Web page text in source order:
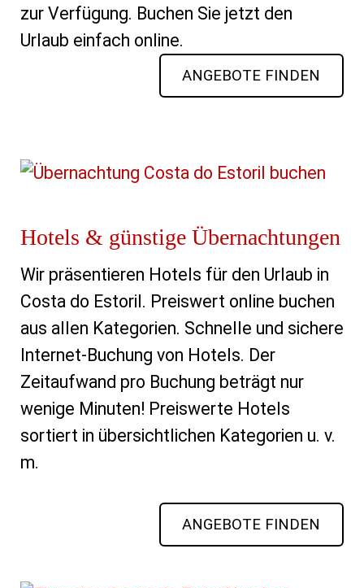
zur Verfügung. Buchen Sie jetzt den
Urlaub einfach online.
ANGEBOTE FINDEN
Hotels & günstige Übernachtungen
Wir präsentieren Hotels für den Urlaub in
Costa do Estoril. Preiswert online buchen
aus allen Kategorien. Schnelle und sichere
Internet-Buchung von Hotels. Der
Zeitaufwand pro Buchung beträgt nur
wenige Minuten! Preiswerte Hotels
sortiert in übersichtlichen Kategorien u. v.
m.
ANGEBOTE FINDEN